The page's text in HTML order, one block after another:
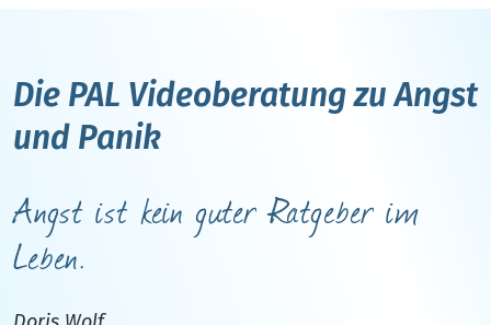
Die PAL Videoberatung zu Angst
und Panik
Angst ist kein guter Ratgeber im
Leben.